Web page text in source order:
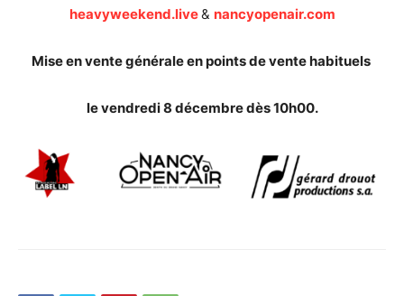
heavyweekend.live& nancyopenair.com
Mise en vente générale en points de vente habituels
le vendredi 8 décembre dès 10h00.